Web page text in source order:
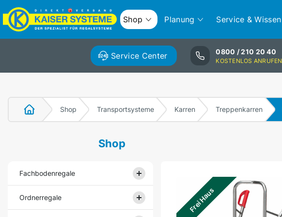
Shop Planung Service & Wissen
Service Center 0800 / 210 20 40
KOSTENLOS ANRUFEN
Shop Transportsysteme Karren Treppenkarren
Shop
Fachbodenregale
Ordnerregale Frei Haus